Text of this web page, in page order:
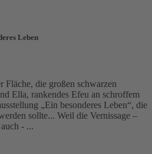
Leben
die großen schwarzen
Ella, rankendes Efeu an schroffem
„Ein besonderes Leben“, die
sollte... Weil die Vernissage –
- ...